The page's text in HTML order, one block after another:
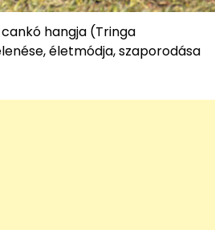
hangja (Tringa
életmódja, szaporodása